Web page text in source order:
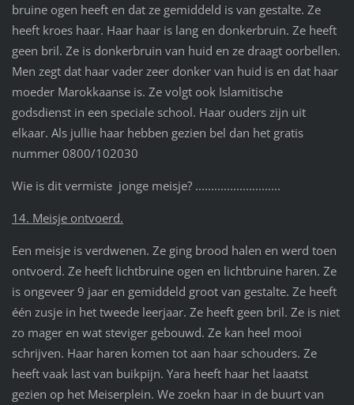
bruine ogen heeft en dat ze gemiddeld is van gestalte. Ze
heeft kroes haar. Haar haar is lang en donkerbruin. Ze heeft
geen bril. Ze is donkerbruin van huid en ze draagt oorbellen.
Men zegt dat haar vader zeer donker van huid is en dat haar
moeder Marokkaanse is. Ze volgt ook Islamitische
godsdienst in een speciale school. Haar ouders zijn uit
elkaar. Als jullie haar hebben gezien bel dan het gratis
nummer 0800/102030
Wie is dit vermiste jonge meisje? ...........................
14. Meisje ontvoerd.
Een meisje is verdwenen. Ze ging brood halen en werd toen
ontvoerd. Ze heeft lichtbruine ogen en lichtbruine haren. Ze
is ongeveer 9 jaar en gemiddeld groot van gestalte. Ze heeft
één zusje in het tweede leerjaar. Ze heeft geen bril. Ze is niet
zo mager en wat steviger gebouwd. Ze kan heel mooi
schrijven. Haar haren komen tot aan haar schouders. Ze
heeft vaak last van buikpijn. Yara heeft haar het laaatst
gezien op het Meiserplein. We zoekn haar in de buurt van